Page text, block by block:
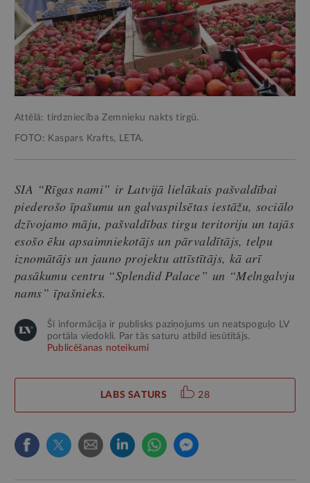
Attēlā: tirdzniecība Zemnieku nakts tirgū.
FOTO: Kaspars Krafts, LETA.
SIA “Rīgas nami” ir Latvijā lielākais pašvaldībai
piederošo īpašumu un galvaspilsētas iestāžu, sociālo
dzīvojamo māju, pašvaldības tirgu teritoriju un tajās
esošo ēku apsaimniekotājs un pārvaldītājs, telpu
iznomātājs un jauno projektu attīstītājs, kā arī
pasākumu centru “Splendid Palace” un “Melngalvju
nams” īpašnieks.
Šī informācija ir publisks paziņojums un neatspoguļo LV
portāla viedokli. Par tās saturu atbild iesūtītājs.
Publicēšanas noteikumi
LABS SATURS 28